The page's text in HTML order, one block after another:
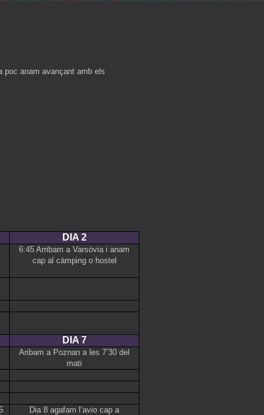
poc anam avançant amb els
DIA 2
6:45 Arribam a Varsòvia i anam
cap al càmping o hostel
DIA 7
Aribam a Poznan a les 7’30 del
mati
Dia 8 agafam l’avio cap a